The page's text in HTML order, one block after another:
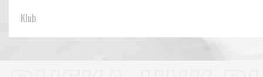
Klub